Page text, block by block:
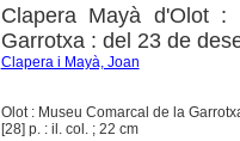
Clapera Mayà d'Olot
Garrotxa : del 23 de
Clapera i Mayà, Joan
Olot : Museu Comarcal de la
[28] p. : il. col. ; 22 cm